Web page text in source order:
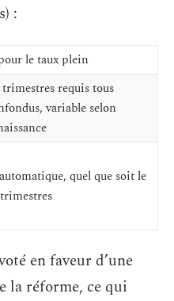
:
le taux plein
requis tous
variable selon
quel que soit le
en faveur d’une
la réforme, ce qui